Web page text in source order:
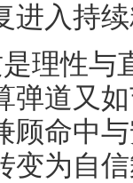
进入持
理性与
弹道又
顾命中
变为自